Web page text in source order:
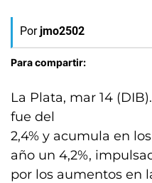
Por jmo2502
Para compartir:
La Plata, mar 14
fue del
2,4% y acumula en
año un 4,2%,
por los aumentos en